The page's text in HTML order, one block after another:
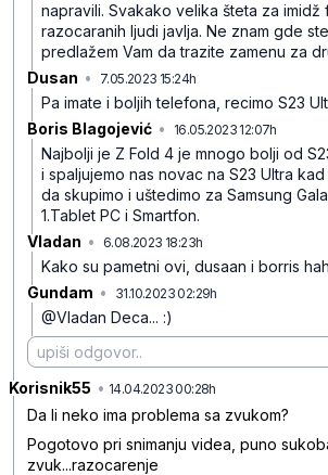
napravili. Svakako velika šteta za imidž
razocaranih ljudi javlja. Ne znam gde
predlažem Vam da trazite zamenu za
Dusan • 7.05.2023 15:24h
Pa imate i boljih telefona, recimo S23
Boris Blagojević • 16.05.2023 12:07h
Najbolji je Z Fold 4 je mnogo bolji od
i spaljujemo nas novac na S23 Ultra
da skupimo i uštedimo za Samsung
1.Tablet PC i Smartfon.
Vladan • 6.08.2023 18:23h
Kako su pametni ovi, dusaan i borris
Gundam • 31.10.2023 02:29h
@Vladan Deca... :)
Korisnik55 • 14.04.2023 00:28h
Da li neko ima problema sa zvukom?
Pogotovo pri snimanju videa, puno
zvuk...razocarenje